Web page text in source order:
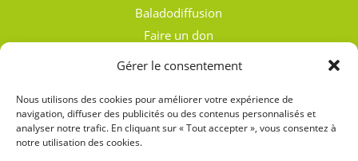
Gérer le consentement
Nous utilisons des cookies pour améliorer votre expérience de
navigation, diffuser des publicités ou des contenus personnalisés et
analyser notre trafic. En cliquant sur « Tout accepter », vous consentez à
notre utilisation des cookies.
Baladodiffusion
Faire un don
Nous joindre
Conditions générales d’utilisation